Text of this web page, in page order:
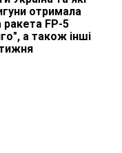
отримала
ракета FP-5
а також інші